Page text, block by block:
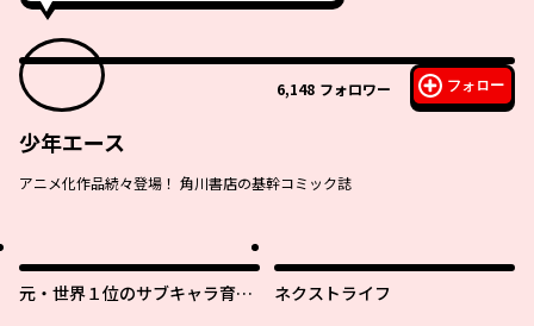
6,148 フォロワー フォロー
少年エース
アニメ化作品続々登場！ 角川書店の基幹コミック誌
元・世界１位のサブキャラ育成
ネクストライフ